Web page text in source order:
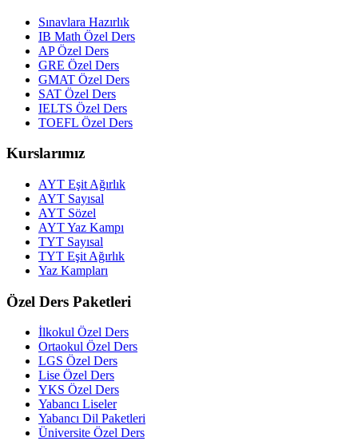
Sınavlara Hazırlık
IB Math Özel Ders
AP Özel Ders
GRE Özel Ders
GMAT Özel Ders
SAT Özel Ders
IELTS Özel Ders
TOEFL Özel Ders
Kurslarımız
AYT Eşit Ağırlık
AYT Sayısal
AYT Sözel
AYT Yaz Kampı
TYT Sayısal
TYT Eşit Ağırlık
Yaz Kampları
Özel Ders Paketleri
İlkokul Özel Ders
Ortaokul Özel Ders
LGS Özel Ders
Lise Özel Ders
YKS Özel Ders
Yabancı Liseler
Yabancı Dil Paketleri
Üniversite Özel Ders